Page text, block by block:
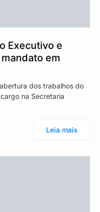
Executivo e
em
dos trabalhos do
na Secretaria
Leia mais